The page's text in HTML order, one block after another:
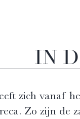
IN
zich vanaf
Zo zijn de